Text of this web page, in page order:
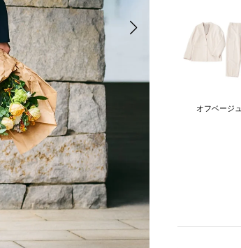
オフベージュ